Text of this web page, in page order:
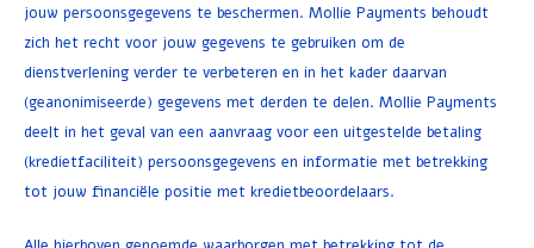
jouw persoonsgegevens te beschermen. Mollie Payments behoudt
zich het recht voor jouw gegevens te gebruiken om de
dienstverlening verder te verbeteren en in het kader daarvan
(geanonimiseerde) gegevens met derden te delen. Mollie Payments
deelt in het geval van een aanvraag voor een uitgestelde betaling
(kredietfaciliteit) persoonsgegevens en informatie met betrekking
tot jouw financiële positie met kredietbeoordelaars.